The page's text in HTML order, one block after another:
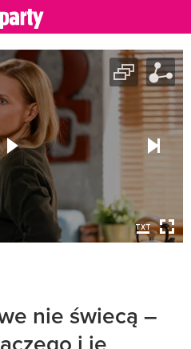
nie świecą –